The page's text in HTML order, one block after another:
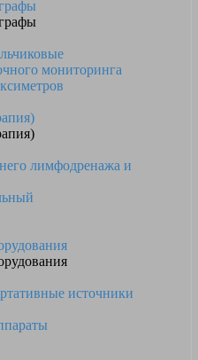
мониторинга
лимфодренажа и
источники